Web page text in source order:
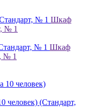
Шкаф
№ 1
Шкаф
№ 1
человек) (Стандарт,